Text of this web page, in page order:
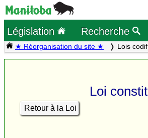
Législation Recherche
★ Réorganisation du site ★ Lois
Loi
Retour à la Loi